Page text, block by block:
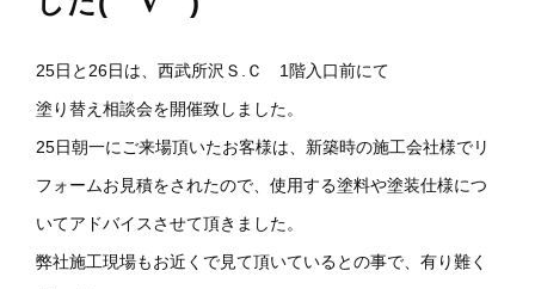
25日と26日は、西武所沢Ｓ.Ｃ 1階入口前にて
塗り替え相談会を開催致しました。
25日朝一にご来場頂いたお客様は、新築時の施工会社様でリ
フォームお見積をされたので、使用する塗料や塗装仕様につ
いてアドバイスさせて頂きました。
弊社施工現場もお近くで見て頂いているとの事で、有り難く